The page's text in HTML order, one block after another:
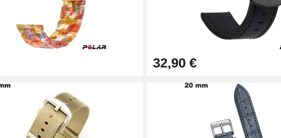
32,90 €